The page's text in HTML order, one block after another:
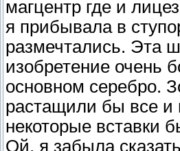
магцентр где и
я прибывала в
размечтались. Эта
изобретение очень
основном серебро.
растащили бы все и
некоторые вставки
Ой, я забыла